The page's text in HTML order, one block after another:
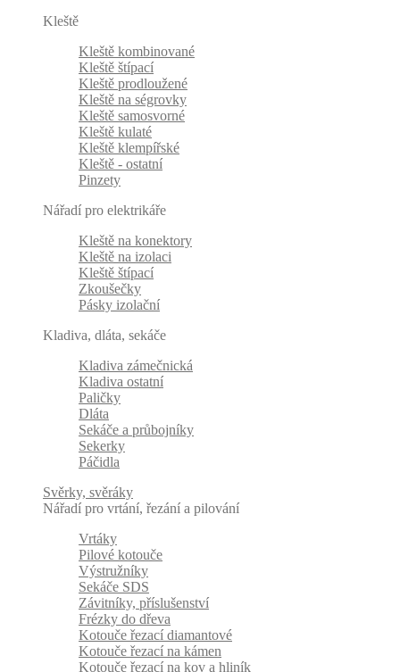
Kleště
Kleště kombinované
Kleště štípací
Kleště prodloužené
Kleště na ségrovky
Kleště samosvorné
Kleště kulaté
Kleště klempířské
Kleště - ostatní
Pinzety
Nářadí pro elektrikáře
Kleště na konektory
Kleště na izolaci
Kleště štípací
Zkoušečky
Pásky izolační
Kladiva, dláta, sekáče
Kladiva zámečnická
Kladiva ostatní
Paličky
Dláta
Sekáče a průbojníky
Sekerky
Páčidla
Svěrky, svěráky
Nářadí pro vrtání, řezání a pilování
Vrtáky
Pilové kotouče
Výstružníky
Sekáče SDS
Závitníky, příslušenství
Frézky do dřeva
Kotouče řezací diamantové
Kotouče řezací na kámen
Kotouče řezací na kov a hliník